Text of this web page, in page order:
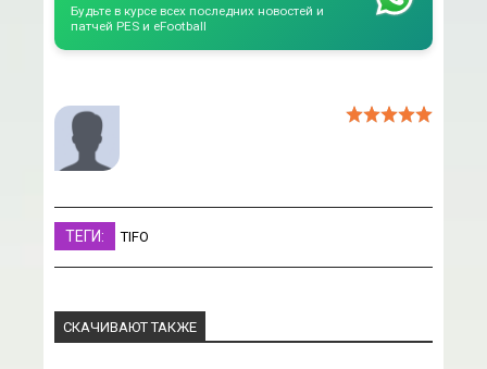
Будьте в курсе всех последних новостей и
патчей PES и eFootball
ТЕГИ: TIFO
СКАЧИВАЮТ ТАКЖЕ